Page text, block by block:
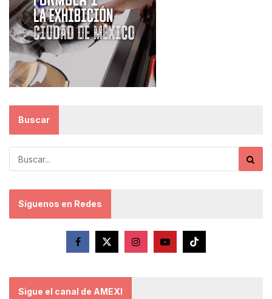
Buscar
Síguenos en Redes
Sigue el canal de AMEXI